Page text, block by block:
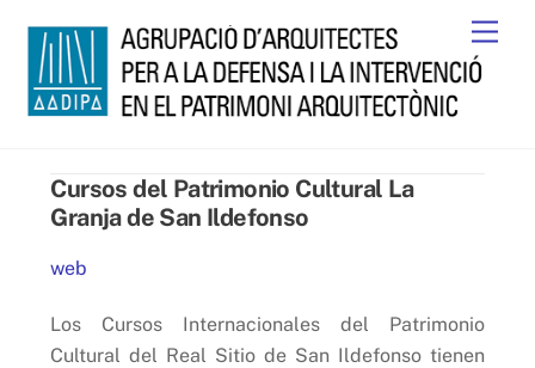
content
Cursos del Patrimonio Cultural La
Granja de San Ildefonso
web
Los Cursos Internacionales del Patrimonio
Cultural del Real Sitio de San Ildefonso tienen